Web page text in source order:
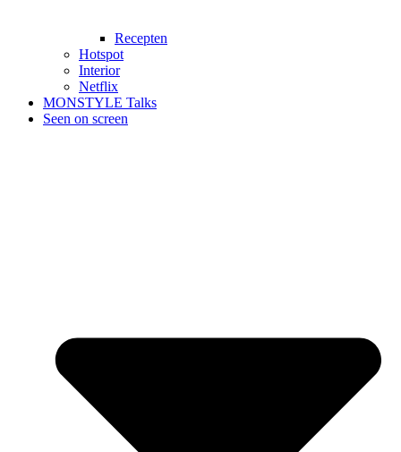
Recepten
Hotspot
Interior
Netflix
MONSTYLE Talks
Seen on screen